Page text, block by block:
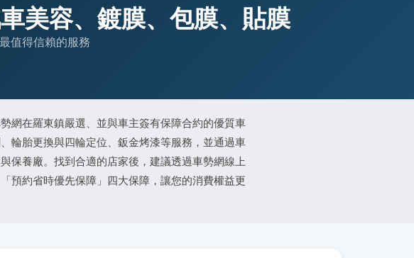
美容、鍍膜、包膜、貼膜
值得信賴的服務
網在羅東鎮嚴選、並與車主簽有保障合約的優質車
輪胎更換與四輪定位、鈑金烤漆等服務，並通過車
保養廠。找到合適的店家後，建議透過車勢網線上
預約省時優先保障」四大保障，讓您的消費權益更